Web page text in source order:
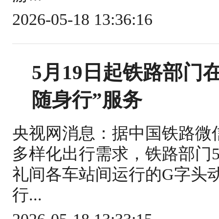
2026-05-18 13:36:16
5月19日起铁路部门
随身行”服务
央视网消息：据中国铁路
多样化出行需求，铁路部门
礼间各车站间运行的G字头
行...